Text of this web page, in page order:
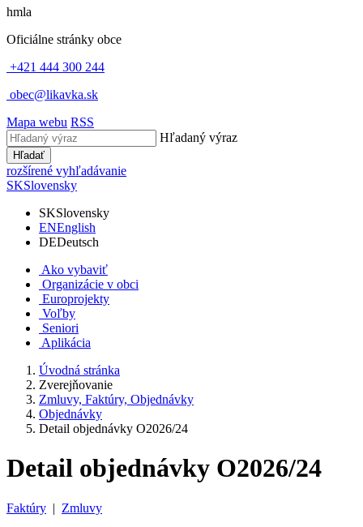
hmla
Oficiálne stránky obce
+421 444 300 244
obec@likavka.sk
Mapa webu RSS
Hľadaný výraz
Hľadať
rozšírené vyhľadávanie
SKSlovensky
SKSlovensky
ENEnglish
DEDeutsch
Ako vybaviť
Organizácie v obci
Europrojekty
Voľby
Seniori
Aplikácia
Úvodná stránka
Zverejňovanie
Zmluvy, Faktúry, Objednávky
Objednávky
Detail objednávky O2026/24
Detail objednávky O2026/24
Faktúry | Zmluvy